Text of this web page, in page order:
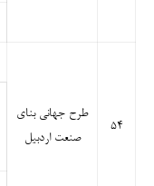
۵۴
طرح جهانی بنای
صنعت اردبیل